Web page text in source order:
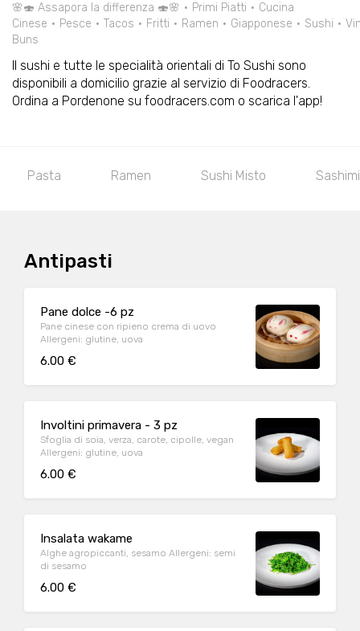
🌸🍣 Assapora la differenza 🍣🌸 Primi Piatti
Cucina
Cinese
Pesce Tacos Fritti Ramen Giapponese Sushi
Buns
Il sushi e tutte le specialità orientali di To Sushi sono
disponibili a domicilio grazie al servizio di Foodracers.
Ordina a Pordenone su foodracers.com o scarica l'app!
Pasta Ramen Sushi Misto Sashimi
Antipasti
Pane dolce -6 pz
Pane cinese con ripieno crema di uovo
Allergeni: glutine, uova
6.00 €
Involtini primavera - 3 pz
Sfoglia di soia, verza, carote, cipolle, vegan
Allergeni: glutine, uova
6.00 €
Insalata wakame
Alghe agropiccanti, sesamo Allergeni: semi
di sesamo
6.00 €